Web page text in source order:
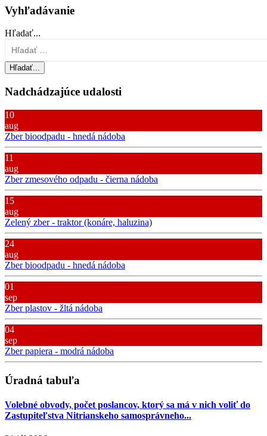
Vyhľadávanie
Hľadať...
Hľadať...
Nadchádzajúce udalosti
10
aug
Zber bioodpadu - hnedá nádoba
11
aug
Zber zmesového odpadu - čierna nádoba
15
aug
Zelený zber - traktor (konáre, haluzina)
24
aug
Zber bioodpadu - hnedá nádoba
01
sep
Zber plastov - žltá nádoba
04
sep
Zber papiera - modrá nádoba
Úradná tabuľa
Volebné obvody, počet poslancov, ktorý sa má v nich voliť do
Zastupiteľstva Nitrianskeho samosprávneho...